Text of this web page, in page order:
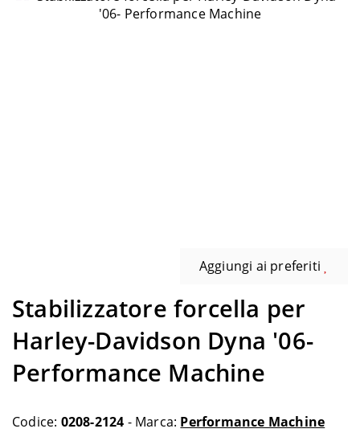
Aggiungi ai preferiti
Stabilizzatore forcella per
Harley-Davidson Dyna '06-
Performance Machine
Codice: 0208-2124 - Marca: Performance Machine